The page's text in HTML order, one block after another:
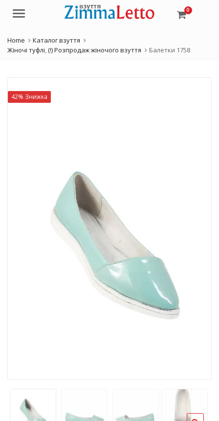
Menu 0
Home
Каталог взуття
Жіночі туфлі,(!) Розпродаж жіночого взуття Балетки 1758
42% Знижка